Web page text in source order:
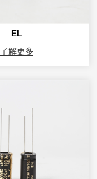
EL
了解更多